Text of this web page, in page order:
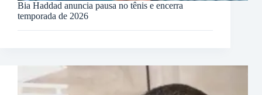
Bia Haddad anuncia pausa no tênis e encerra
temporada de 2026